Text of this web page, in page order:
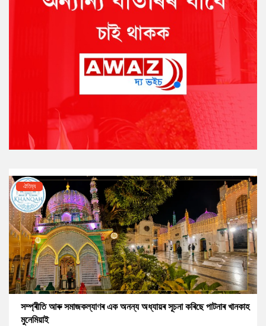
ঐতিহ্য
সম্প্ৰীতি আৰু সমাজকল্যাণৰ এক অনন্য অধ্যায়ৰ সূচনা কৰিছে পাটনাৰ খানকাহ
মুনেমিয়াই